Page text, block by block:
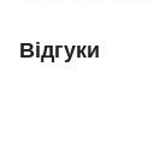
Відгуки